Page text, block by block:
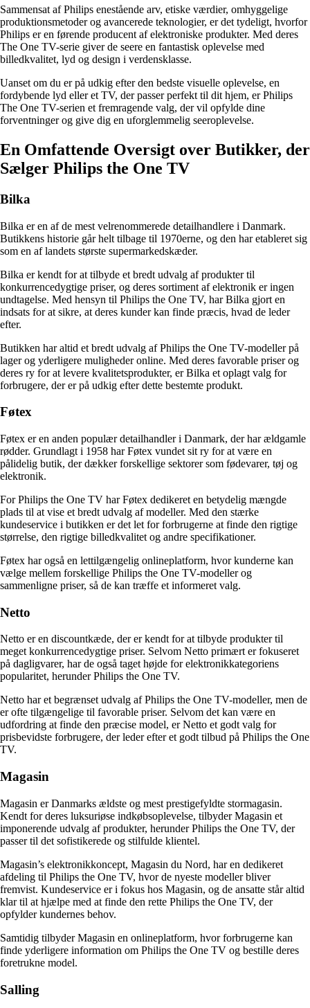
Sammensat af Philips enestående arv, etiske værdier, omhyggelige
produktionsmetoder og avancerede teknologier, er det tydeligt, hvorfor
Philips er en førende producent af elektroniske produkter. Med deres
The One TV-serie giver de seere en fantastisk oplevelse med
billedkvalitet, lyd og design i verdensklasse.
Uanset om du er på udkig efter den bedste visuelle oplevelse, en
fordybende lyd eller et TV, der passer perfekt til dit hjem, er Philips
The One TV-serien et fremragende valg, der vil opfylde dine
forventninger og give dig en uforglemmelig seeroplevelse.
En Omfattende Oversigt over Butikker, der
Sælger Philips the One TV
Bilka
Bilka er en af de mest velrenommerede detailhandlere i Danmark.
Butikkens historie går helt tilbage til 1970erne, og den har etableret sig
som en af landets største supermarkedskæder.
Bilka er kendt for at tilbyde et bredt udvalg af produkter til
konkurrencedygtige priser, og deres sortiment af elektronik er ingen
undtagelse. Med hensyn til Philips the One TV, har Bilka gjort en
indsats for at sikre, at deres kunder kan finde præcis, hvad de leder
efter.
Butikken har altid et bredt udvalg af Philips the One TV-modeller på
lager og yderligere muligheder online. Med deres favorable priser og
deres ry for at levere kvalitetsprodukter, er Bilka et oplagt valg for
forbrugere, der er på udkig efter dette bestemte produkt.
Føtex
Føtex er en anden populær detailhandler i Danmark, der har ældgamle
rødder. Grundlagt i 1958 har Føtex vundet sit ry for at være en
pålidelig butik, der dækker forskellige sektorer som fødevarer, tøj og
elektronik.
For Philips the One TV har Føtex dedikeret en betydelig mængde
plads til at vise et bredt udvalg af modeller. Med den stærke
kundeservice i butikken er det let for forbrugerne at finde den rigtige
størrelse, den rigtige billedkvalitet og andre specifikationer.
Føtex har også en lettilgængelig onlineplatform, hvor kunderne kan
vælge mellem forskellige Philips the One TV-modeller og
sammenligne priser, så de kan træffe et informeret valg.
Netto
Netto er en discountkæde, der er kendt for at tilbyde produkter til
meget konkurrencedygtige priser. Selvom Netto primært er fokuseret
på dagligvarer, har de også taget højde for elektronikkategoriens
popularitet, herunder Philips the One TV.
Netto har et begrænset udvalg af Philips the One TV-modeller, men de
er ofte tilgængelige til favorable priser. Selvom det kan være en
udfordring at finde den præcise model, er Netto et godt valg for
prisbevidste forbrugere, der leder efter et godt tilbud på Philips the One
TV.
Magasin
Magasin er Danmarks ældste og mest prestigefyldte stormagasin.
Kendt for deres luksuriøse indkøbsoplevelse, tilbyder Magasin et
imponerende udvalg af produkter, herunder Philips the One TV, der
passer til det sofistikerede og stilfulde klientel.
Magasin’s elektronikkoncept, Magasin du Nord, har en dedikeret
afdeling til Philips the One TV, hvor de nyeste modeller bliver
fremvist. Kundeservice er i fokus hos Magasin, og de ansatte står altid
klar til at hjælpe med at finde den rette Philips the One TV, der
opfylder kundernes behov.
Samtidig tilbyder Magasin en onlineplatform, hvor forbrugerne kan
finde yderligere information om Philips the One TV og bestille deres
foretrukne model.
Salling